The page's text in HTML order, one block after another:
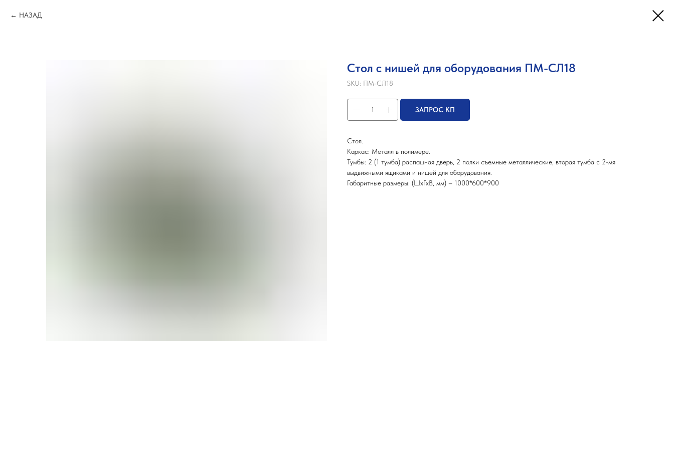
НАЗАД
Стол с нишей для оборудования ПМ-СЛ18
SKU: ПМ-СЛ18
ЗАПРОС КП
Стол.
Каркас: Металл в полимере.
Тумбы: 2 (1 тумба) распашная дверь, 2 полки съемные металлические, вторая тумба с 2-мя
выдвижными ящиками и нишей для оборудования.
Габаритные размеры: (ШхГхВ, мм) – 1000*600*900